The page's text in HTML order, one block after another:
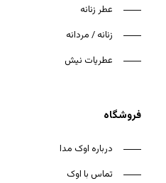
عطر زنانه
زنانه / مردانه
عطریات نیش
فروشگاه
درباره اوک مدا
تماس با اوک